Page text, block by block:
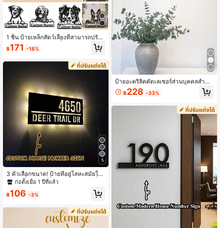
1 ชิ้น ป้ายเหล็กสัตว์เลี้ยงที่สามารถปรับ
แต่งได้ - ตกแต่งผนังชื่อคนรักสุนัข, วัส
ดุเหล็กชุบสังกะสี - ความหนา 1 มม., ป้า
งสรรค์, ศิลปะผนังโลหะ, สำหรับตกแต่ง
บ้าน, ของขวัญขึ้นบ้านใหม่, ติดตั้งง่าย,
โลหะคุณภาพเกรด AAA, สามารถถอดอ
อกและใช้ซ้ำได้, ตกแต่งภายใน
฿171 -18%
5
3 ตัวเลือกขนาด! ป้ายที่อยู่โลหะสมัยให
ม่, เลขที่บ้านและชื่อถนนโลหะ, ป้ายที่อยู่
ด้, ของขวัญที่อยู่บ้านสมัยใหม่, ความสว
ก่อตั้งเมื่อ 1 ปีที่แล้ว
฿106 -3%
ป้ายอะคริลิคตัดเลเซอร์ส่วนบุคคลสำหรั
บร้านเสริมสวย, สตูดิโอธุรกิจ, ร้านบูติก,
ปรับแต่งโลโก้และชื่อได้, ตกแต่งร้านเส
ป้ายสตูดิโอวัสดุอะคริลิคเท่านั้น
฿228 -33%